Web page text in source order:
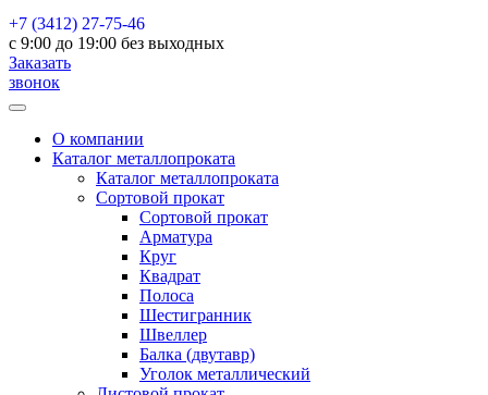
+7 (3412) 27-75-46
c 9:00 до 19:00 без выходных
Заказать
звонок
О компании
Каталог металлопроката
Каталог металлопроката
Сортовой прокат
Сортовой прокат
Арматура
Круг
Квадрат
Полоса
Шестигранник
Швеллер
Балка (двутавр)
Уголок металлический